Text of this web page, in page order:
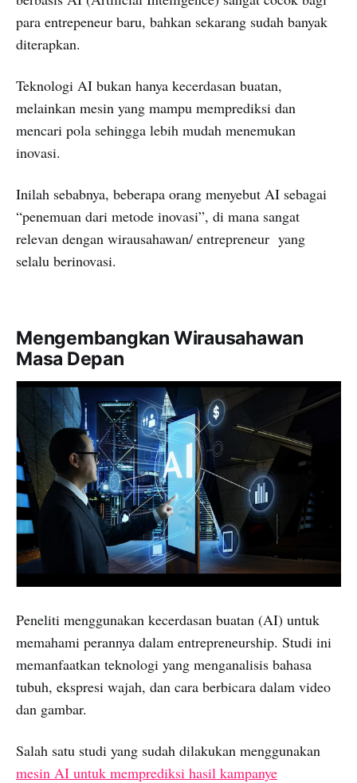
para entrepeneur baru, bahkan sekarang sudah banyak
diterapkan.
Teknologi AI bukan hanya kecerdasan buatan,
melainkan mesin yang mampu memprediksi dan
mencari pola sehingga lebih mudah menemukan
inovasi.
Inilah sebabnya, beberapa orang menyebut AI sebagai
“penemuan dari metode inovasi”, di mana sangat
relevan dengan wirausahawan/ entrepreneur yang
selalu berinovasi.
Mengembangkan Wirausahawan
Masa Depan
Peneliti menggunakan kecerdasan buatan (AI) untuk
memahami perannya dalam entrepreneurship. Studi ini
memanfaatkan teknologi yang menganalisis bahasa
tubuh, ekspresi wajah, dan cara berbicara dalam video
dan gambar.
Salah satu studi yang sudah dilakukan menggunakan
mesin AI untuk memprediksi hasil kampanye